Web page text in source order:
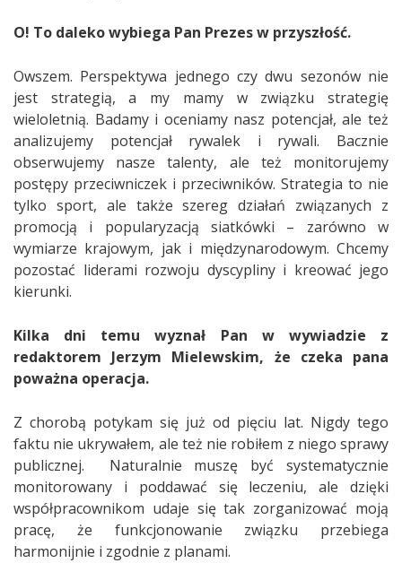
O! To daleko wybiega Pan Prezes w przyszłość.
Owszem. Perspektywa jednego czy dwu sezonów nie
jest strategią, a my mamy w związku strategię
wieloletnią. Badamy i oceniamy nasz potencjał, ale też
analizujemy potencjał rywalek i rywali. Bacznie
obserwujemy nasze talenty, ale też monitorujemy
postępy przeciwniczek i przeciwników. Strategia to nie
tylko sport, ale także szereg działań związanych z
promocją i popularyzacją siatkówki – zarówno w
wymiarze krajowym, jak i międzynarodowym. Chcemy
pozostać liderami rozwoju dyscypliny i kreować jego
kierunki.
Kilka dni temu wyznał Pan w wywiadzie z
redaktorem Jerzym Mielewskim, że czeka pana
poważna operacja.
Z chorobą potykam się już od pięciu lat. Nigdy tego
faktu nie ukrywałem, ale też nie robiłem z niego sprawy
publicznej. Naturalnie muszę być systematycznie
monitorowany i poddawać się leczeniu, ale dzięki
współpracownikom udaje się tak zorganizować moją
pracę, że funkcjonowanie związku przebiega
harmonijnie i zgodnie z planami.